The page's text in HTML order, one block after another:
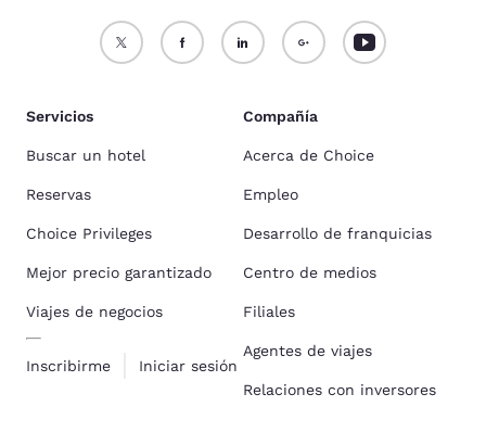
Servicios
Buscar un hotel
Reservas
Choice Privileges
Mejor precio garantizado
Viajes de negocios
Inscribirme Iniciar sesión
Compañía
Acerca de Choice
Empleo
Desarrollo de franquicias
Centro de medios
Filiales
Agentes de viajes
Relaciones con inversores